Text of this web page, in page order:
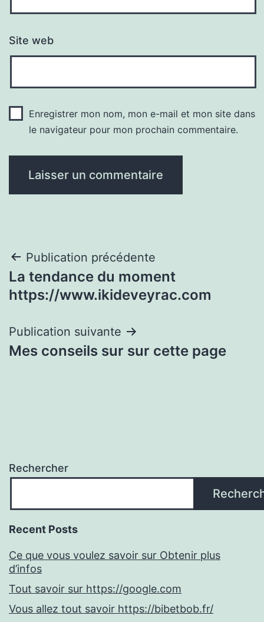
Site web
Enregistrer mon nom, mon e-mail et mon site dans
le navigateur pour mon prochain commentaire.
Navigation
de
Publication précédente
La tendance du moment
https://www.ikideveyrac.com
Publication suivante
Mes conseils sur sur cette page
Rechercher
Recent Posts
Ce que vous voulez savoir sur Obtenir plus
d’infos
Tout savoir sur https://google.com
Vous allez tout savoir https://bibetbob.fr/